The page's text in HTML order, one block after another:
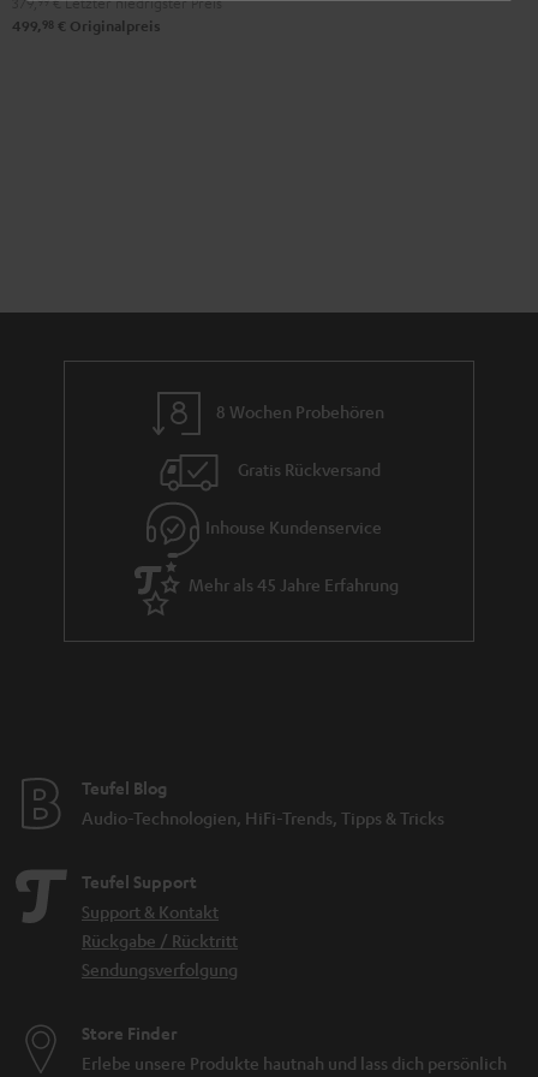
499, 98 € Originalpreis
8 Wochen Probehören
Gratis Rückversand
Inhouse Kundenservice
Mehr als 45 Jahre Erfahrung
Teufel Blog
Audio-Technologien, HiFi-Trends, Tipps & Tricks
Teufel Support
Support & Kontakt
Rückgabe / Rücktritt
Sendungsverfolgung
Store Finder
Erlebe unsere Produkte hautnah und lass dich persönlich